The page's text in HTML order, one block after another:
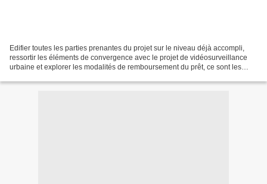
Edifier toutes les parties prenantes du projet sur le niveau déjà accompli,
ressortir les éléments de convergence avec le projet de vidéosurveillance
urbaine et explorer les modalités de remboursement du prêt, ce sont les